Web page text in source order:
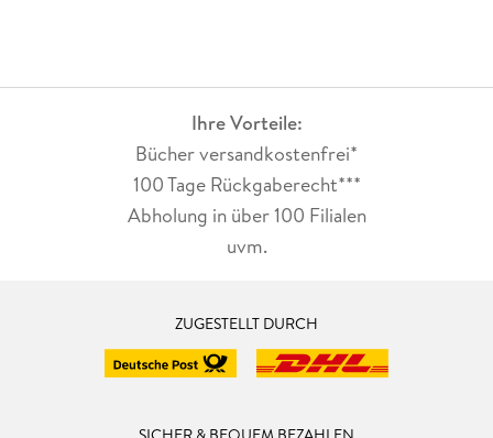
Ihre Vorteile:
Bücher versandkostenfrei*
100 Tage Rückgaberecht***
Abholung in über 100 Filialen
uvm.
ZUGESTELLT DURCH